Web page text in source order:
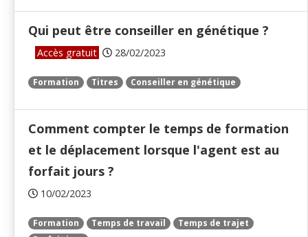
Qui peut être conseiller en génétique ?
Accès gratuit 28/02/2023
Formation Titres Conseiller en génétique
Comment compter le temps de formation
et le déplacement lorsque l'agent est au
forfait jours ?
10/02/2023
Formation Temps de travail
Temps de trajet